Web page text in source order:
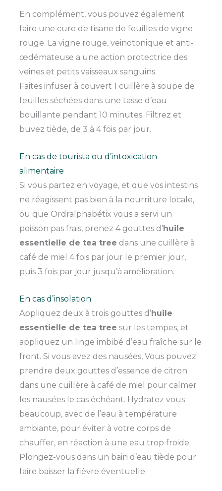
En complément, vous pouvez également
faire une cure de tisane de feuilles de vigne
rouge. La vigne rouge, veinotonique et anti-
œdémateuse a une action protectrice des
veines et petits vaisseaux sanguins.
Faites infuser à couvert 1 cuillère à soupe de
feuilles séchées dans une tasse d’eau
bouillante pendant 10 minutes. Filtrez et
buvez tiède, de 3 à 4 fois par jour.
En cas de tourista ou d’intoxication
alimentaire
Si vous partez en voyage, et que vos intestins
ne réagissent pas bien à la nourriture locale,
ou que Ordralphabétix vous a servi un
poisson pas frais, prenez 4 gouttes d’huile
essentielle de tea tree dans une cuillère à
café de miel 4 fois par jour le premier jour,
puis 3 fois par jour jusqu’à amélioration.
En cas d’insolation
Appliquez deux à trois gouttes d’huile
essentielle de tea tree sur les tempes, et
appliquez un linge imbibé d’eau fraîche sur le
front. Si vous avez des nausées, Vous pouvez
prendre deux gouttes d’essence de citron
dans une cuillère à café de miel pour calmer
les nausées le cas échéant. Hydratez vous
beaucoup, avec de l’eau à température
ambiante, pour éviter à votre corps de
chauffer, en réaction à une eau trop froide.
Plongez-vous dans un bain d’eau tiède pour
faire baisser la fièvre éventuelle.